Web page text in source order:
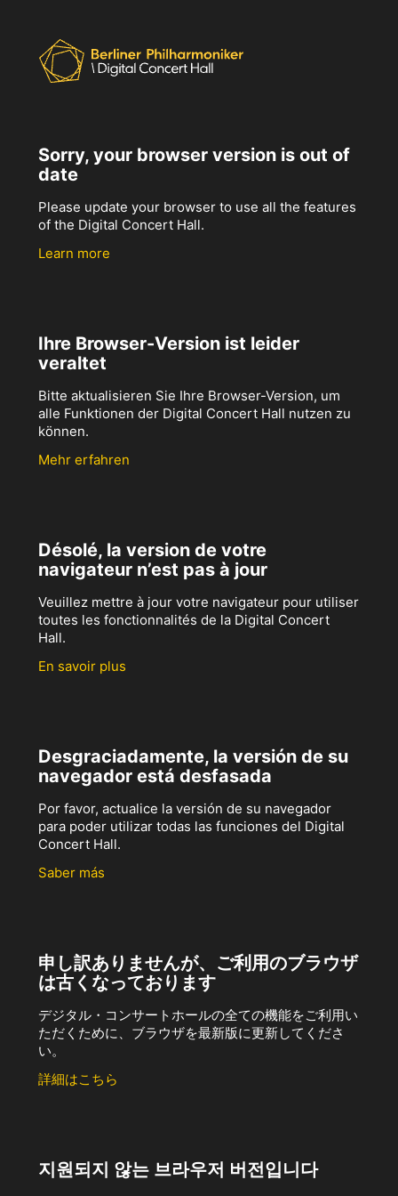
Sorry, your browser version is out of
date
Please update your browser to use all the features
of the Digital Concert Hall.
Learn more
Ihre Browser-Version ist leider
veraltet
Bitte aktualisieren Sie Ihre Browser-Version, um
alle Funktionen der Digital Concert Hall nutzen zu
können.
Mehr erfahren
Désolé, la version de votre
navigateur n’est pas à jour
Veuillez mettre à jour votre navigateur pour utiliser
toutes les fonctionnalités de la Digital Concert
Hall.
En savoir plus
Desgraciadamente, la versión de su
navegador está desfasada
Por favor, actualice la versión de su navegador
para poder utilizar todas las funciones del Digital
Concert Hall.
Saber más
申し訳ありませんが、ご利用のブラウザ
は古くなっております
デジタル・コンサートホールの全ての機能をご利用い
ただくために、ブラウザを最新版に更新してくださ
い。
詳細はこちら
지원되지 않는 브라우저 버전입니다